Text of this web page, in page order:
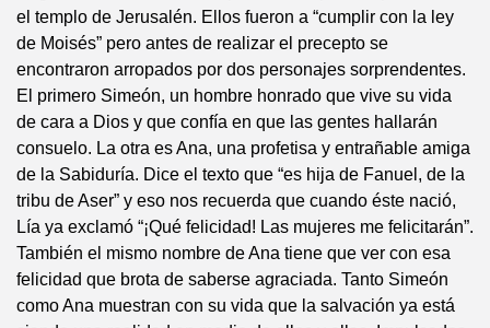
el templo de Jerusalén. Ellos fueron a “cumplir con la ley
de Moisés” pero antes de realizar el precepto se
encontraron arropados por dos personajes sorprendentes.
El primero Simeón, un hombre honrado que vive su vida
de cara a Dios y que confía en que las gentes hallarán
consuelo. La otra es Ana, una profetisa y entrañable amiga
de la Sabiduría. Dice el texto que “es hija de Fanuel, de la
tribu de Aser” y eso nos recuerda que cuando éste nació,
Lía ya exclamó “¡Qué felicidad! Las mujeres me felicitarán”.
También el mismo nombre de Ana tiene que ver con esa
felicidad que brota de saberse agraciada. Tanto Simeón
como Ana muestran con su vida que la salvación ya está